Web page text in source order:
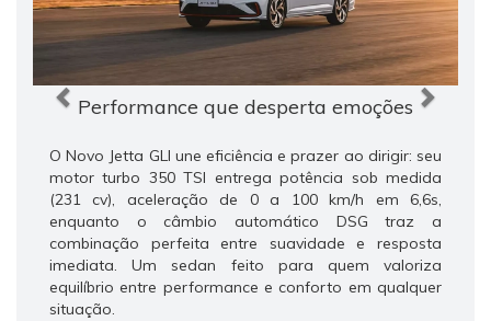
Performance que desperta emoções
O Novo Jetta GLI une eficiência e prazer ao dirigir: seu
motor turbo 350 TSI entrega potência sob medida
(231 cv), aceleração de 0 a 100 km/h em 6,6s,
enquanto o câmbio automático DSG traz a
combinação perfeita entre suavidade e resposta
imediata. Um sedan feito para quem valoriza
equilíbrio entre performance e conforto em qualquer
situação.